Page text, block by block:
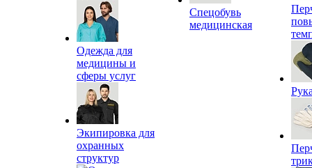
Одежда для
медицины и
сферы услуг
Экипировка для
охранных
структур
Спецобувь
медицинская